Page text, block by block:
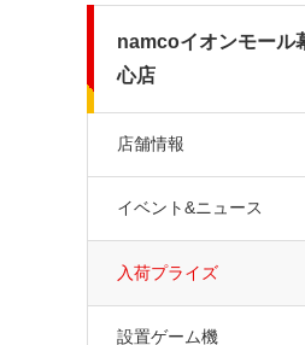
namcoイオンモール
心店
店舗情報
イベント&ニュース
入荷プライズ
設置ゲーム機